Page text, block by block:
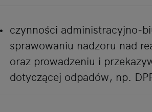
czynności administracyjno-
sprawowaniu nadzoru nad
oraz prowadzeniu i
dotyczącej odpadów, np.